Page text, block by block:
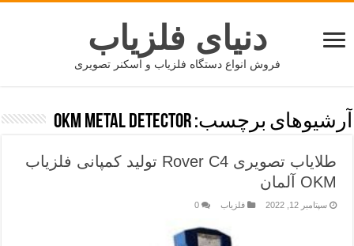
دنیای فلزیاب
فروش انواع دستگاه فلزیاب و اسکنر تصویری
آرشیوهای برچسب:OKM METAL DETECTOR
طلایاب تصویری Rover C4 تولید کمپانی فلزیاب
OKM آلمان
سپتامبر 12, 2022 فلزیاب 0